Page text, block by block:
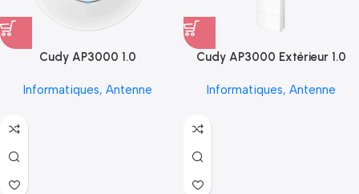
Cudy AP3000 1.0
Informatiques, Antenne
Cudy AP3000 Extérieur 1.0
Informatiques, Antenne